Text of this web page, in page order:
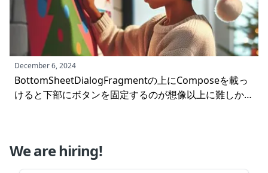
December 6, 2024
BottomSheetDialogFragmentの上にComposeを載っ
けると下部にボタンを固定するのが想像以上に難しかっ
We are hiring!